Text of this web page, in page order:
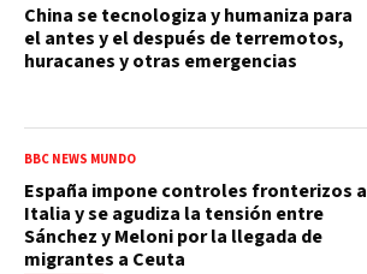
China se tecnologiza y humaniza para
el antes y el después de terremotos,
huracanes y otras emergencias
BBC NEWS MUNDO
España impone controles fronterizos a
Italia y se agudiza la tensión entre
Sánchez y Meloni por la llegada de
migrantes a Ceuta